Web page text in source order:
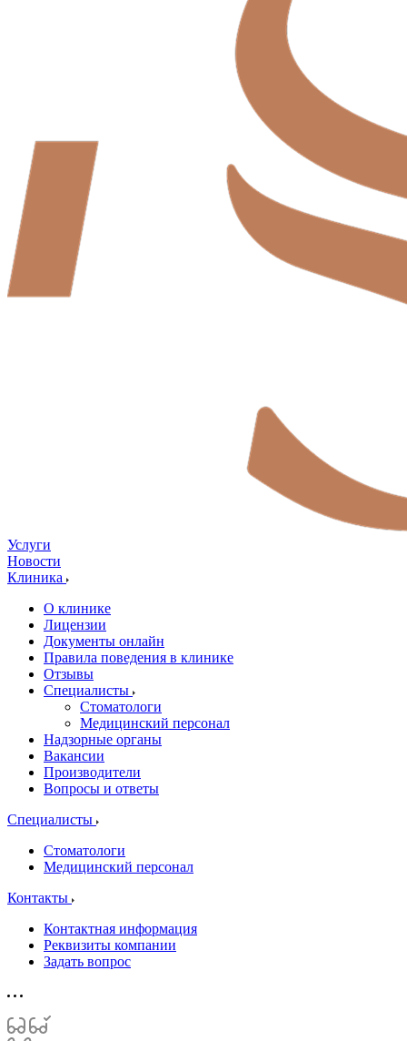
Услуги
Новости
Клиника
О клинике
Лицензии
Документы онлайн
Правила поведения в клинике
Отзывы
Специалисты
Стоматологи
Медицинский персонал
Надзорные органы
Вакансии
Производители
Вопросы и ответы
Специалисты
Стоматологи
Медицинский персонал
Контакты
Контактная информация
Реквизиты компании
Задать вопрос